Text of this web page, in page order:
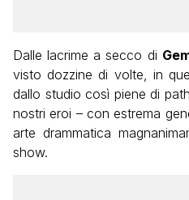
Dalle lacrime a secco di
visto dozzine di volte, in
dallo studio così piene di
nostri eroi – con estrema
arte drammatica
show.